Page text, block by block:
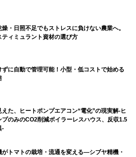
・日照不足でもストレスに負けない農業へ。
ティミュラント資材の選び方
ずに自動で管理可能！小型・低コストで始める
えた、ヒートポンプエアコン“電化”の現実解-ヒ
プのみのCO2削減ボイラーレスハウス、反収1.5
-
がトマトの栽培・流通を変える―シブヤ精機・